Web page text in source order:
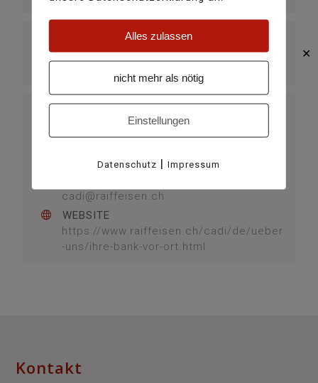
✕
KATEGORIE
täglich
VERANSTALTER
BANCA RAIFFEISEN CADI
TELEFON +41 (0)81 920 30 60
cadi@raiffeisen.ch
WEBSITE
https://www.raiffeisen.ch/cadi/de/ueber
-uns/ihre-bank-vor-ort.html
Kontakt
Alles zulassen
nicht mehr als nötig
Einstellungen
Datenschutz |Impressum